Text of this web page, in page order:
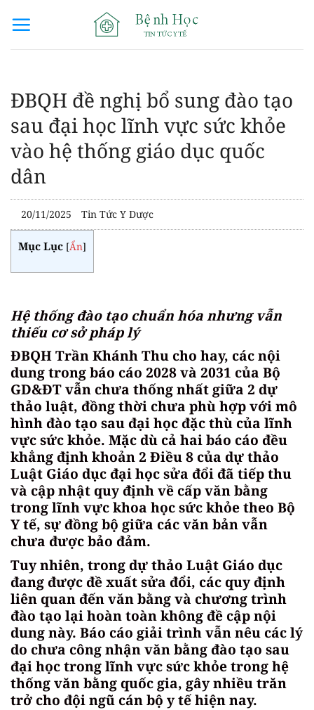
qua
ĐBQH đề nghị bổ sung đào tạo
sau đại học lĩnh vực sức khỏe
vào hệ thống giáo dục quốc
dân
20/11/2025 Tin Tức Y Dược
Mục Lục [Ẩn]
Hệ thống đào tạo chuẩn hóa nhưng vẫn
thiếu cơ sở pháp lý
ĐBQH Trần Khánh Thu cho hay, các nội
dung trong báo cáo 2028 và 2031 của Bộ
GD&ĐT vẫn chưa thống nhất giữa 2 dự
thảo luật, đồng thời chưa phù hợp với mô
hình đào tạo sau đại học đặc thù của lĩnh
vực sức khỏe. Mặc dù cả hai báo cáo đều
khẳng định khoản 2 Điều 8 của dự thảo
Luật Giáo dục đại học sửa đổi đã tiếp thu
và cập nhật quy định về cấp văn bằng
trong lĩnh vực khoa học sức khỏe theo Bộ
Y tế, sự đồng bộ giữa các văn bản vẫn
chưa được bảo đảm.
Tuy nhiên, trong dự thảo Luật Giáo dục
đang được đề xuất sửa đổi, các quy định
liên quan đến văn bằng và chương trình
đào tạo lại hoàn toàn không đề cập nội
dung này. Báo cáo giải trình vẫn nêu các lý
do chưa công nhận văn bằng đào tạo sau
đại học trong lĩnh vực sức khỏe trong hệ
thống văn bằng quốc gia, gây nhiều trăn
trở cho đội ngũ cán bộ y tế hiện nay.